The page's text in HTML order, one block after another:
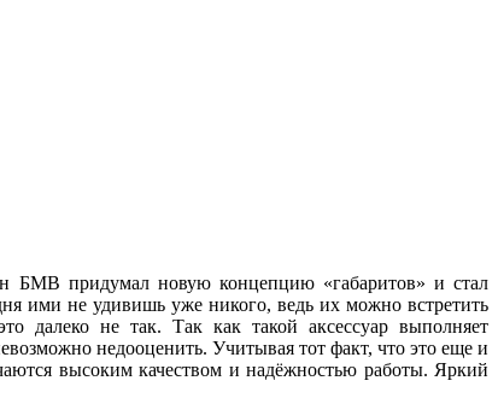
БМВ придумал новую концепцию «габаритов» и стал
ими не удивишь уже никого, ведь их можно встретить
далеко не так. Так как такой аксессуар выполняет
недооценить. Учитывая тот факт, что это еще и
высоким качеством и надёжностью работы. Яркий